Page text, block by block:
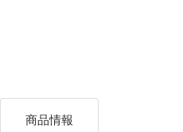
商品情報